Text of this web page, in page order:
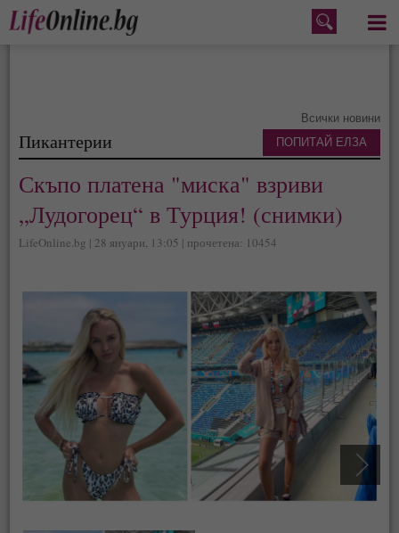
Меню
Всички новини
Пикантерии
Скъпо платена "миска" взриви
„Лудогорец“ в Турция! (снимки)
LifeOnline.bg | 28 януари, 13:05 | прочетена: 10454
ПОПИТАЙ ЕЛЗА